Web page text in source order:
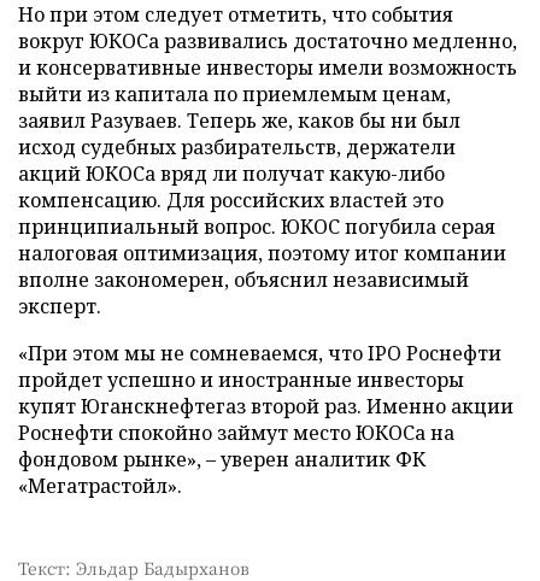
Но при этом следует отметить, что события
вокруг ЮКОСа развивались достаточно медленно,
и консервативные инвесторы имели возможность
выйти из капитала по приемлемым ценам,
заявил Разуваев. Теперь же, каков бы ни был
исход судебных разбирательств, держатели
акций ЮКОСа вряд ли получат какую-либо
компенсацию. Для российских властей это
принципиальный вопрос. ЮКОС погубила серая
налоговая оптимизация, поэтому итог компании
вполне закономерен, объяснил независимый
эксперт.
«При этом мы не сомневаемся, что IPO Роснефти
пройдет успешно и иностранные инвесторы
купят Юганскнефтегаз второй раз. Именно акции
Роснефти спокойно займут место ЮКОСа на
фондовом рынке», – уверен аналитик ФК
«Мегатрастойл».
Текст: Эльдар Бадырханов